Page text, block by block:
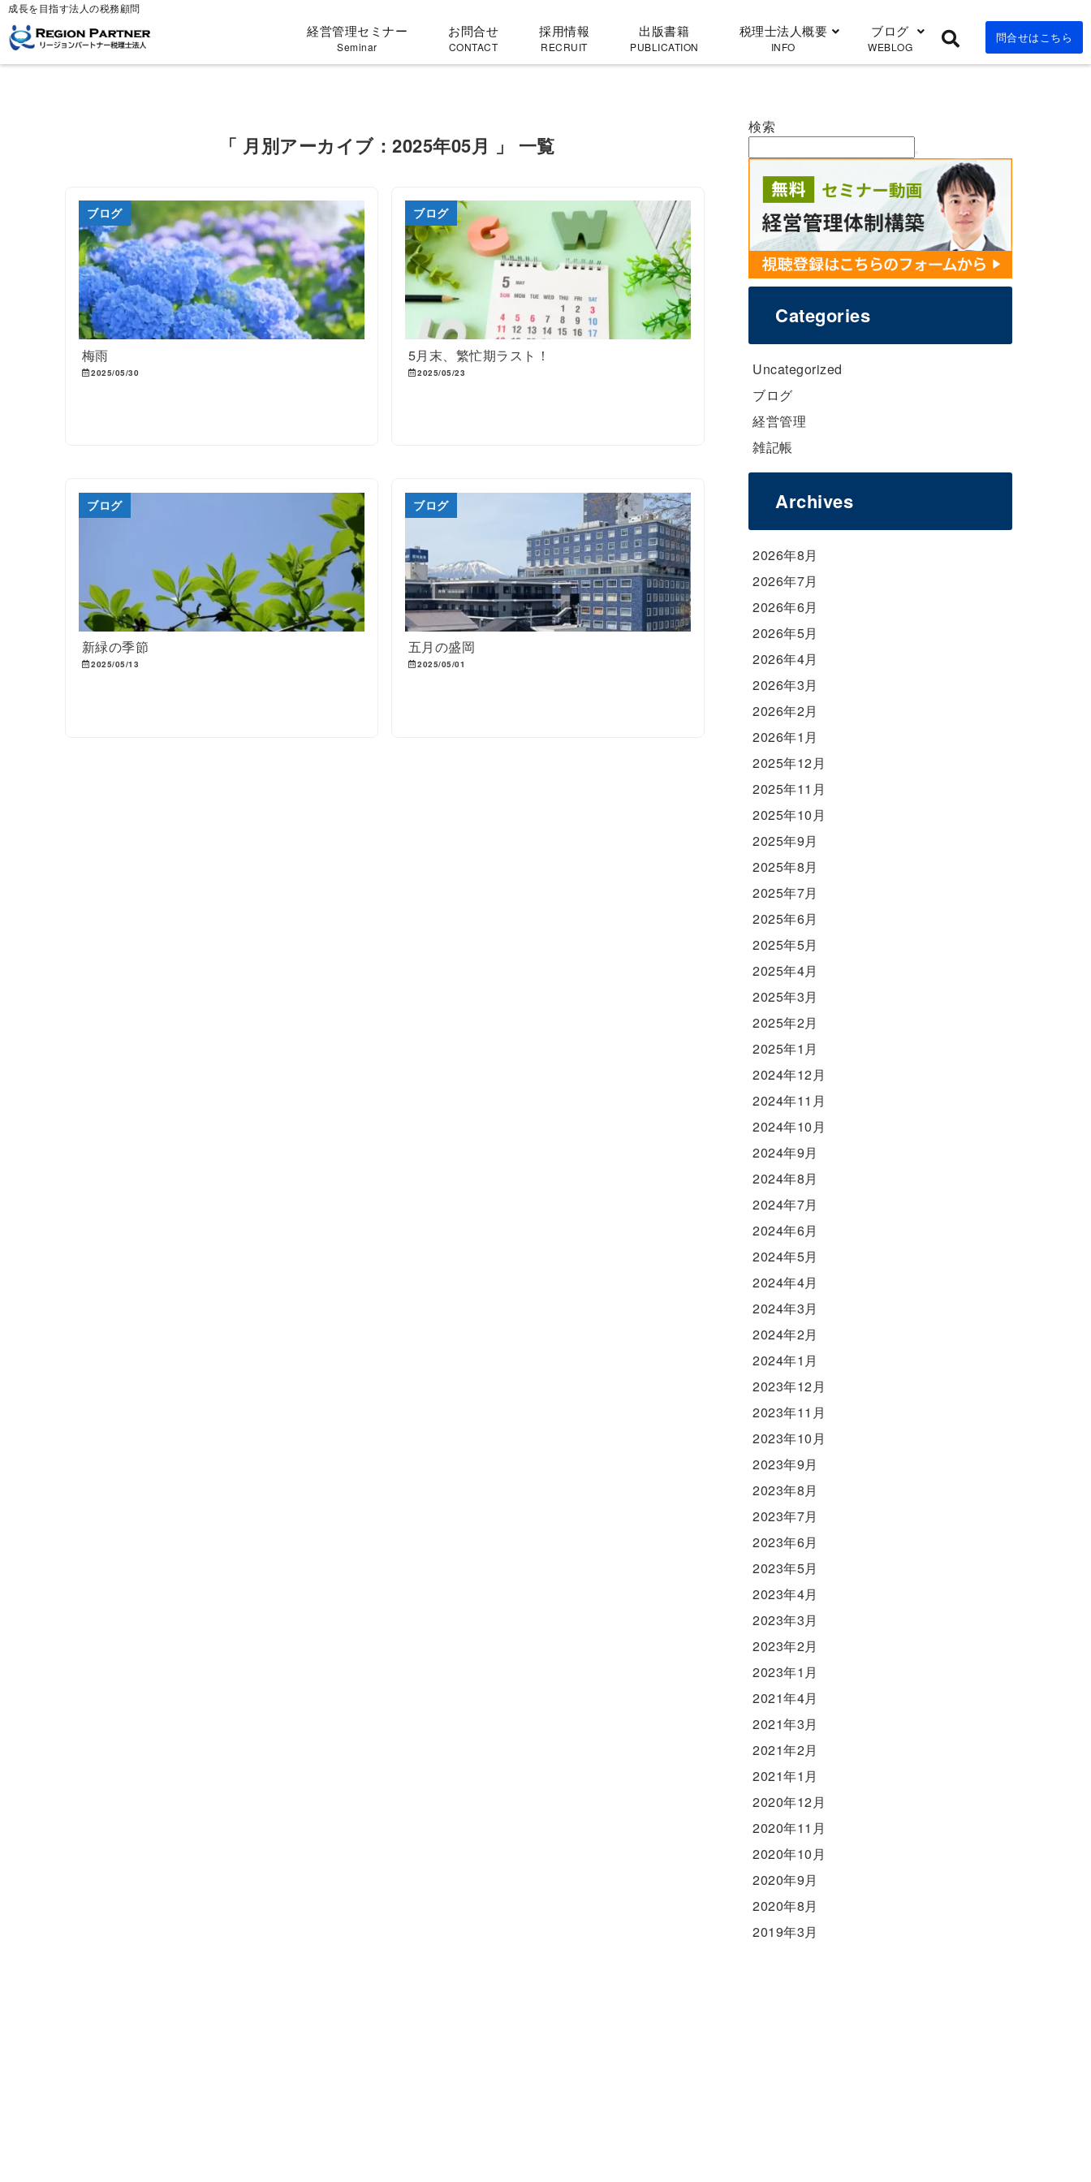
成長を目指す法人の税務顧問
経営管理セミナー
Seminar
お問合せ
CONTACT
採用情報
RECRUIT
出版書籍
PUBLICATION
税理士法人概要
INFO
ブログ
WEBLOG
問合せはこちら
「 月別アーカイブ：2025年05月 」 一覧
ブログ
梅雨
2025/05/30
ブログ
5月末、繁忙期ラスト！
2025/05/23
ブログ
新緑の季節
2025/05/13
ブログ
五月の盛岡
2025/05/01
検索
Categories
Uncategorized
ブログ
経営管理
雑記帳
Archives
2026年8月
2026年7月
2026年6月
2026年5月
2026年4月
2026年3月
2026年2月
2026年1月
2025年12月
2025年11月
2025年10月
2025年9月
2025年8月
2025年7月
2025年6月
2025年5月
2025年4月
2025年3月
2025年2月
2025年1月
2024年12月
2024年11月
2024年10月
2024年9月
2024年8月
2024年7月
2024年6月
2024年5月
2024年4月
2024年3月
2024年2月
2024年1月
2023年12月
2023年11月
2023年10月
2023年9月
2023年8月
2023年7月
2023年6月
2023年5月
2023年4月
2023年3月
2023年2月
2023年1月
2021年4月
2021年3月
2021年2月
2021年1月
2020年12月
2020年11月
2020年10月
2020年9月
2020年8月
2019年3月